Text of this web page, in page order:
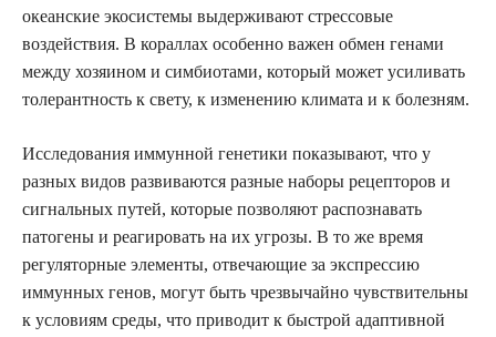
океанские экосистемы выдерживают стрессовые
воздействия. В кораллах особенно важен обмен генами
между хозяином и симбиотами, который может усиливать
толерантность к свету, к изменению климата и к болезням.
Исследования иммунной генетики показывают, что у
разных видов развиваются разные наборы рецепторов и
сигнальных путей, которые позволяют распознавать
патогены и реагировать на их угрозы. В то же время
регуляторные элементы, отвечающие за экспрессию
иммунных генов, могут быть чрезвычайно чувствительны
к условиям среды, что приводит к быстрой адаптивной